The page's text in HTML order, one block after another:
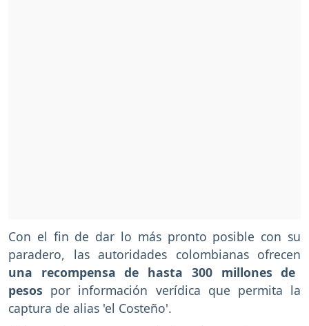
Con el fin de dar lo más pronto posible con su
paradero, las autoridades colombianas ofrecen
una recompensa de hasta 300 millones de
pesos por información verídica que permita la
captura de alias 'el Costeño'.